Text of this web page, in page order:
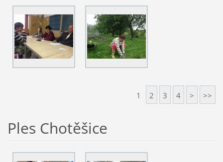
1 2 3 4 > >>
Ples Chotěšice